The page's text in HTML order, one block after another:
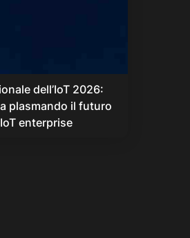
dell’IoT 2026:
plasmando il futuro
enterprise